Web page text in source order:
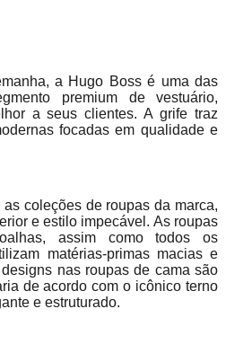
a Hugo Boss é uma das
premium de vestuário,
a seus clientes. A grife traz
focadas em qualidade e
coleções de roupas da marca,
e estilo impecável. As roupas
assim como todos os
matérias-primas macias e
nas roupas de cama são
de acordo com o icônico terno
e estruturado.